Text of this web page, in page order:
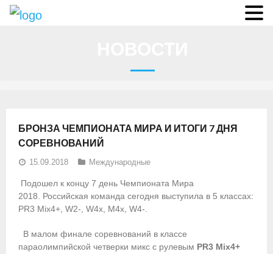
О гребле
- Дисциплины гребного спорта
- История гребли
БРОНЗА ЧЕМПИОНАТА МИРА И ИТОГИ 7 ДНЯ
СОРЕВНОВАНИЙ
15.09.2018 Международные
Подошел к концу 7 день Чемпионата Мира
2018. Российская команда сегодня выступила в 5 классах:
PR3 Mix4+, W2-, W4x, M4x, W4-.
В малом финале соревнований в классе
параолимпийской четверки микс с рулевым PR3 Mix4+